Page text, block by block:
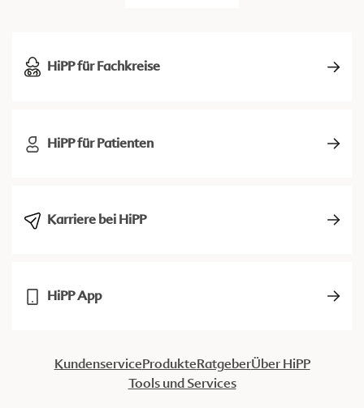
HiPP für Fachkreise
HiPP für Patienten
Karriere bei HiPP
HiPP App
KundenserviceProdukteRatgeberÜber HiPP
Tools und Services